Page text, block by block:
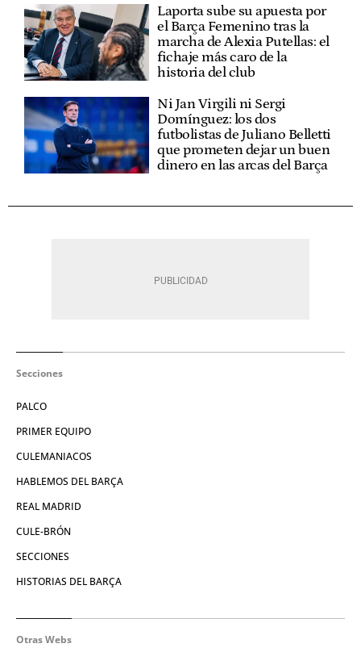
Laporta sube su apuesta por
el Barça Femenino tras la
marcha de Alexia Putellas: el
fichaje más caro de la
historia del club
Ni Jan Virgili ni Sergi
Domínguez: los dos
futbolistas de Juliano Belletti
que prometen dejar un buen
dinero en las arcas del Barça
Secciones
PALCO
PRIMER EQUIPO
CULEMANIACOS
HABLEMOS DEL BARÇA
REAL MADRID
CULE-BRÓN
SECCIONES
HISTORIAS DEL BARÇA
Otras Webs